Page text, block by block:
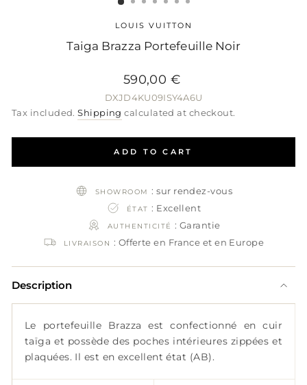
LOUIS VUITTON
Taiga Brazza Portefeuille Noir
Regular
price
Sale
price
Regular
price
590,00 €
DXJD4KU09ISY4A6U
Tax included.Shipping calculated at checkout.
ADD TO CART
SHOWROOM: sur rendez-vous
ÉTAT: Excellent
AUTHENTICITÉ : Garantie
LIVRAISON : Offerte en France et en Europe
Description
Le portefeuille Brazza est confectionné en cuir
taïga et possède des poches intérieures zippées et
plaquées. Il est en excellent état (AB).